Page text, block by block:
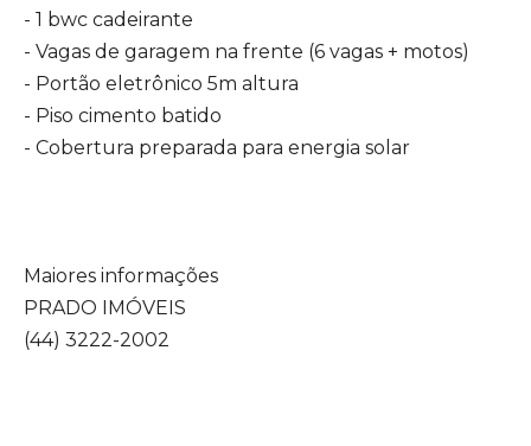
- 1 bwc cadeirante
- Vagas de garagem na frente (6 vagas + motos)
- Portão eletrônico 5m altura
- Piso cimento batido
- Cobertura preparada para energia solar
Maiores informações
PRADO IMÓVEIS
(44) 3222-2002